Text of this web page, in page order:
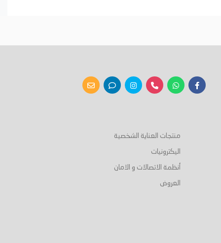
منتجات العناية الشخصية
اليكترونيات
أنظمة الاتصالات و الامان
العروض